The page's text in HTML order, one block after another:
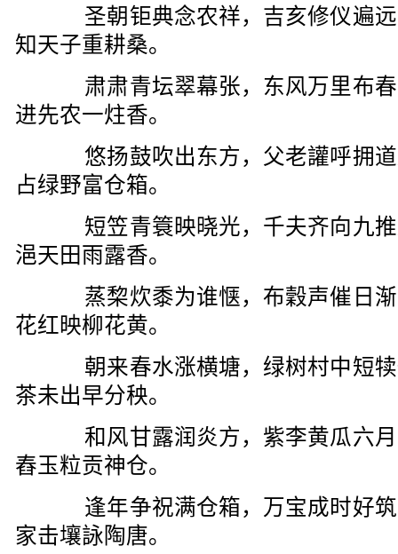
圣朝钜典念农祥，吉亥修仪遍远
知天子重耕桑。
肃肃青坛翠幕张，东风万里布春
进先农一炷香。
悠扬鼓吹出东方，父老讙呼拥道
占绿野富仓箱。
短笠青簑映晓光，千夫齐向九推
浥天田雨露香。
蒸棃炊黍为谁惬，布穀声催日渐
花红映柳花黄。
朝来春水涨横塘，绿树村中短犊
茶未出早分秧。
和风甘露润炎方，紫李黄瓜六月
舂玉粒贡神仓。
逢年争祝满仓箱，万宝成时好筑
家击壤詠陶唐。